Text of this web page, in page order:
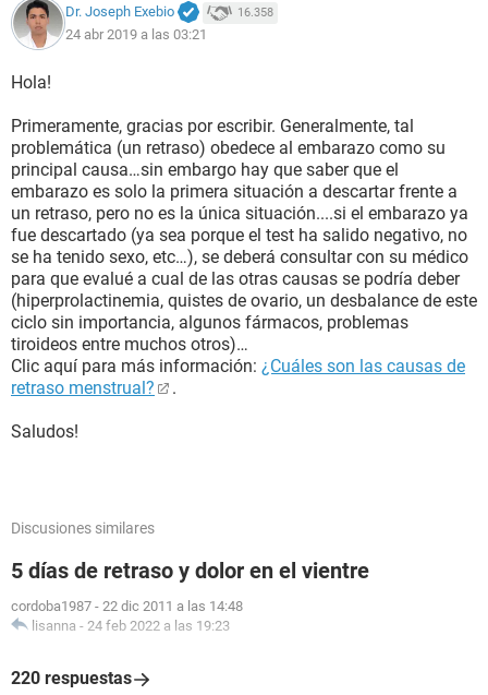
Dr. Joseph Exebio 16.358
24 abr 2019 a las 03:21
Hola!
Primeramente, gracias por escribir. Generalmente, tal
problemática (un retraso) obedece al embarazo como su
principal causa…sin embargo hay que saber que el
embarazo es solo la primera situación a descartar frente a
un retraso, pero no es la única situación....si el embarazo ya
fue descartado (ya sea porque el test ha salido negativo, no
se ha tenido sexo, etc…), se deberá consultar con su médico
para que evalué a cual de las otras causas se podría deber
(hiperprolactinemia, quistes de ovario, un desbalance de este
ciclo sin importancia, algunos fármacos, problemas
tiroideos entre muchos otros)…
Clic aquí para más información: ¿Cuáles son las causas de
retraso menstrual?
.
Saludos!
Discusiones similares
5 días de retraso y dolor en el vientre
cordoba1987 - 22 dic 2011 a las 14:48
lisanna - 24 feb 2022 a las 19:23
220 respuestas